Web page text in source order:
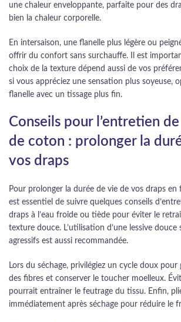
une chaleur enveloppante, parfaite pour des
bien la chaleur corporelle.
En intersaison, une flanelle plus légère ou
offrir du confort sans surchauffe. Il est
choix de la texture dépend aussi de vos
si vous appréciez une sensation plus soyeuse,
flanelle avec un tissage plus fin.
Conseils pour l’entretien
de coton : prolonger la
vos draps
Pour prolonger la durée de vie de vos draps en
est essentiel de suivre quelques conseils
draps à l’eau froide ou tiède pour éviter le
texture douce. L’utilisation d’une lessive douce
agressifs est aussi recommandée.
Lors du séchage, privilégiez un cycle doux pour
des fibres et conserver le toucher moelleux.
pourrait entraîner le feutrage du tissu. Enfin,
immédiatement après séchage pour réduire le